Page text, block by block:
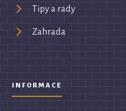
Tipy a rady
Zahrada
INFORMACE